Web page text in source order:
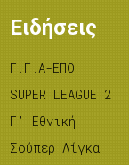
Ειδήσεις
Γ.Γ.Α-ΕΠΟ
SUPER LEAGUE 2
Γ’ Εθνική
Σούπερ Λίγκα